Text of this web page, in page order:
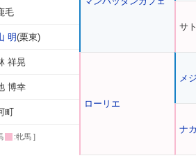
毛
明(栗東)
祥晃
博幸
町
:牝馬 ]
ローリエ
サ
メ
ナ